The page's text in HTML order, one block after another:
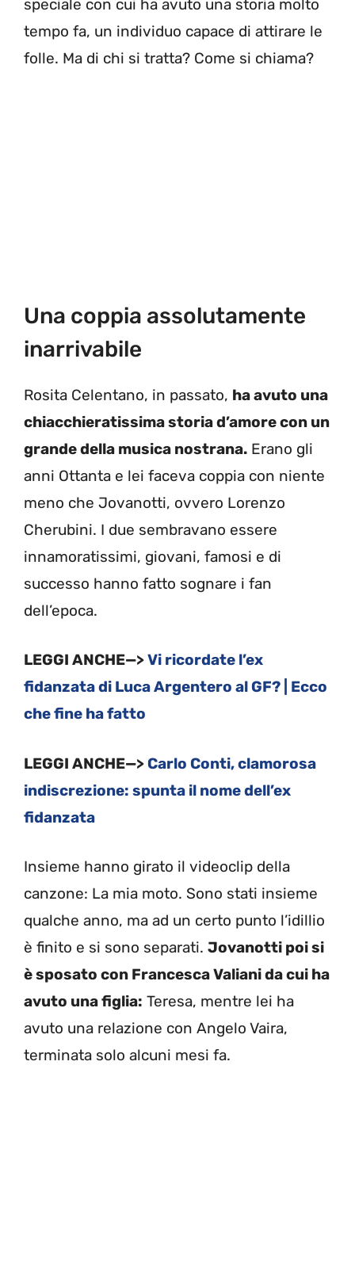
speciale con cui ha avuto una storia molto
tempo fa, un individuo capace di attirare le
folle. Ma di chi si tratta? Come si chiama?
Una coppia assolutamente
inarrivabile
Rosita Celentano, in passato, ha avuto una
chiacchieratissima storia d’amore con un
grande della musica nostrana. Erano gli
anni Ottanta e lei faceva coppia con niente
meno che Jovanotti, ovvero Lorenzo
Cherubini. I due sembravano essere
innamoratissimi, giovani, famosi e di
successo hanno fatto sognare i fan
dell’epoca.
LEGGI ANCHE—>Vi ricordate l’ex
fidanzata di Luca Argentero al GF? | Ecco
che fine ha fatto
LEGGI ANCHE—>Carlo Conti, clamorosa
indiscrezione: spunta il nome dell’ex
fidanzata
Insieme hanno girato il videoclip della
canzone: La mia moto. Sono stati insieme
qualche anno, ma ad un certo punto l’idillio
è finito e si sono separati. Jovanotti poi si
è sposato con Francesca Valiani da cui ha
avuto una figlia: Teresa, mentre lei ha
avuto una relazione con Angelo Vaira,
terminata solo alcuni mesi fa.